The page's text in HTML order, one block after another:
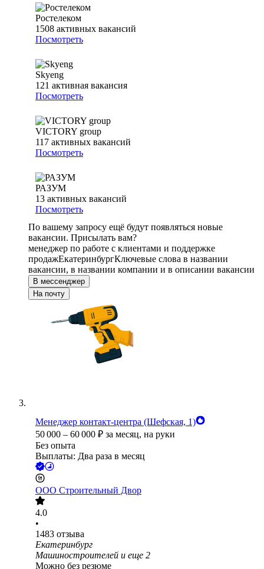
Ростелеком
1508 активных вакансий
Посмотреть
Skyeng
121 активная вакансия
Посмотреть
VICTORY group
117 активных вакансий
Посмотреть
РАЗУМ
13 активных вакансий
Посмотреть
По вашему запросу ещё будут появляться новые
вакансии. Присылать вам?
менеджер по работе с клиентами и поддержке
продажЕкатеринбургКлючевые слова в названии
вакансии, в названии компании и в описании вакансии
В мессенджер
На почту
Менеджер контакт-центра (Шефская, 1)
50 000 – 60 000 ₽ за месяц, на руки
Без опыта
Выплаты: Два раза в месяц
ООО Строительный Двор
4.0
•
1483 отзыва
Екатеринбург
Машиностроителей и еще 2
Можно без резюме